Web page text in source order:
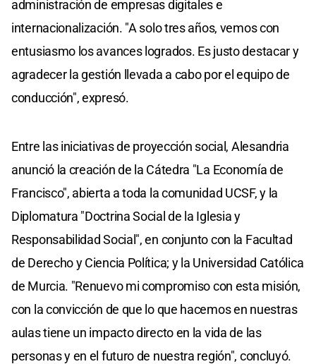
administración de empresas digitales e
internacionalización. "A solo tres años, vemos con
entusiasmo los avances logrados. Es justo destacar y
agradecer la gestión llevada a cabo por el equipo de
conducción", expresó.
Entre las iniciativas de proyección social, Alesandria
anunció la creación de la Cátedra "La Economía de
Francisco", abierta a toda la comunidad UCSF, y la
Diplomatura "Doctrina Social de la Iglesia y
Responsabilidad Social", en conjunto con la Facultad
de Derecho y Ciencia Política; y la Universidad Católica
de Murcia. "Renuevo mi compromiso con esta misión,
con la convicción de que lo que hacemos en nuestras
aulas tiene un impacto directo en la vida de las
personas y en el futuro de nuestra región", concluyó.